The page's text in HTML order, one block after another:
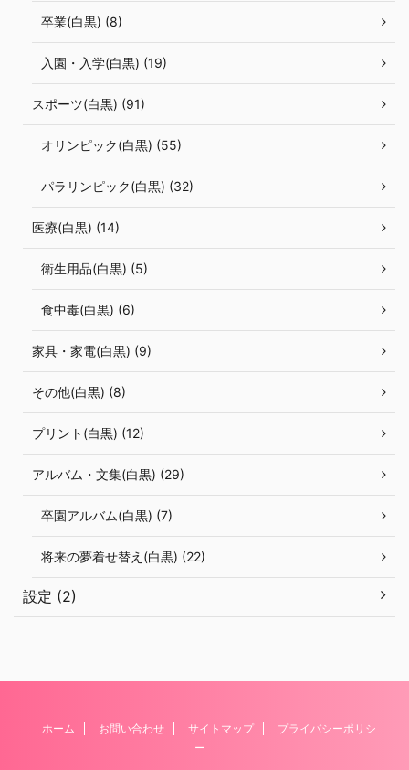
卒業(白黒) (8)
入園・入学(白黒) (19)
スポーツ(白黒) (91)
オリンピック(白黒) (55)
パラリンピック(白黒) (32)
医療(白黒) (14)
衛生用品(白黒) (5)
食中毒(白黒) (6)
家具・家電(白黒) (9)
その他(白黒) (8)
プリント(白黒) (12)
アルバム・文集(白黒) (29)
卒園アルバム(白黒) (7)
将来の夢着せ替え(白黒) (22)
設定 (2)
ホーム お問い合わせ サイトマップ
プライバシーポリシ
ー